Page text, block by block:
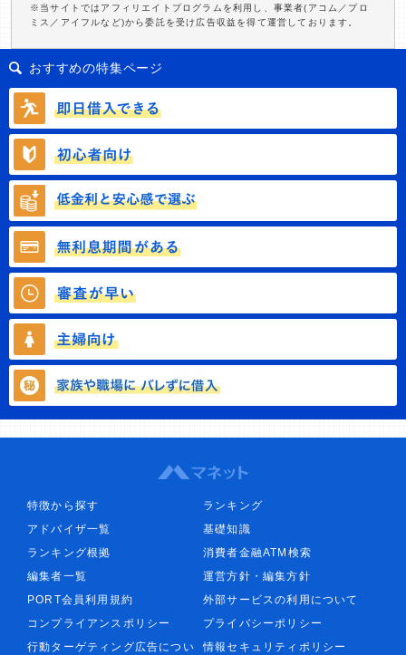
※当サイトではアフィリエイトプログラムを利用し、事業者(アコム／プロ
ミス／アイフルなど)から委託を受け広告収益を得て運営しております。
おすすめの特集ページ
特徴から探す
ランキング
アドバイザ一覧
基礎知識
ランキング根拠
消費者金融ATM検索
編集者一覧
運営方針・編集方針
PORT会員利用規約
外部サービスの利用について
コンプライアンスポリシー
プライバシーポリシー
行動ターゲティング広告につい
情報セキュリティポリシー